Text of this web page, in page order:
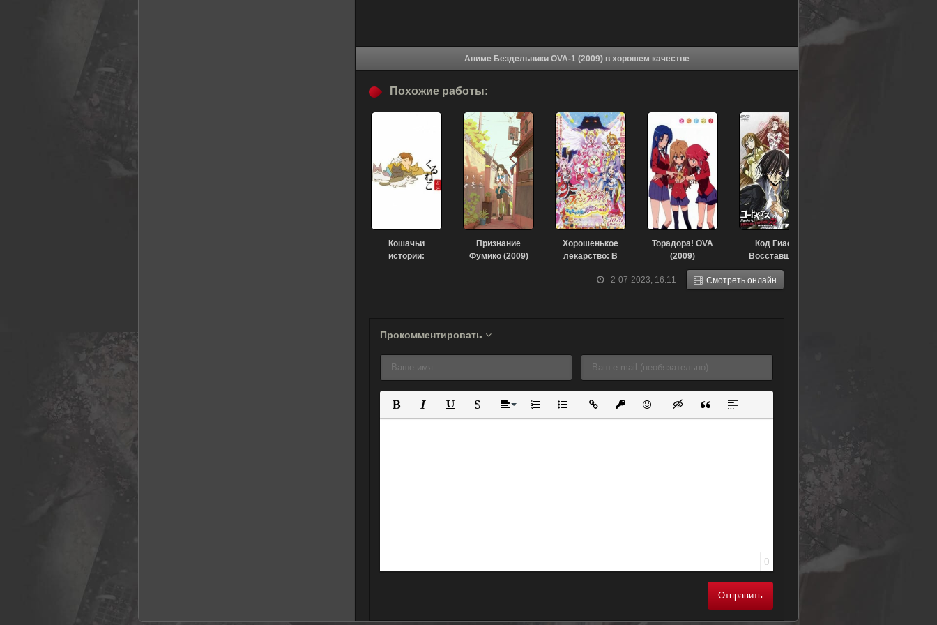
Аниме Бездельники OVA-1 (2009) в хорошем качестве
2-07-2023, 16:11 Смотреть онлайн
Похожие работы:
Кошачьи
истории:
Признание
Фумико (2009)
Хорошенькое
лекарство: В
полно
Торадора! OVA
(2009)
Код Гиас:
Восставший
Лелуш —
Реквием Зеро
Прокомментировать
Полужирный
КурсивПодчеркнутый
ЗачеркнутыйВыравнивание
Нумерованный список
Маркированный список
Вставить ссылку
Вставить защищенную ссылку
Вставить смайлик
Вставка скрытого текста
Вставка цитаты
Вставка спойлера
0
Отправить